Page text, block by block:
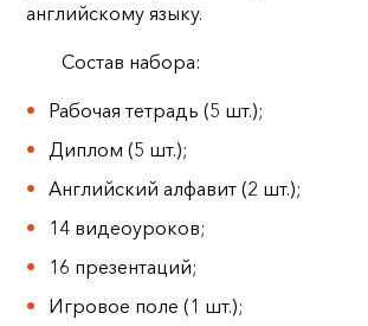
английскому языку.
Состав набора:
Рабочая тетрадь (5 шт.);
Диплом (5 шт.);
Английский алфавит (2 шт.);
14 видеоуроков;
16 презентаций;
Игровое поле (1 шт.);